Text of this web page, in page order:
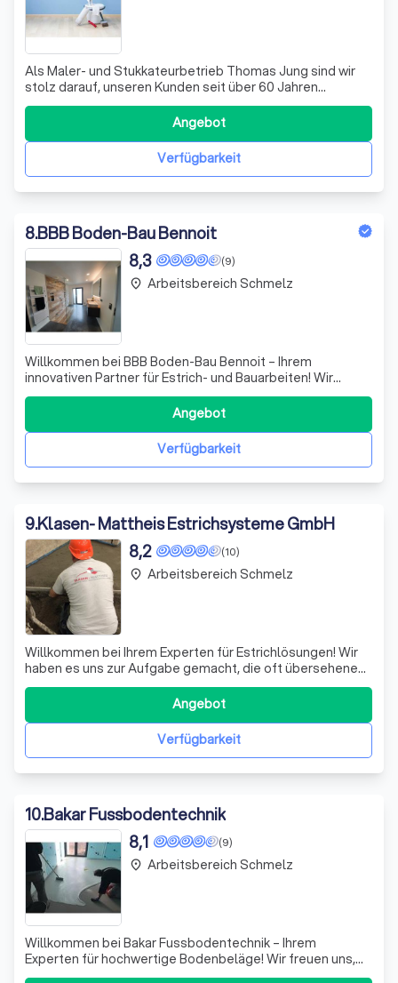
Als Maler- und Stukkateurbetrieb Thomas Jung sind wir
stolz darauf, unseren Kunden seit über 60 Jahren
hochwertige Maler- und Lackierarbeiten zu bieten. Unser
Familienbetrieb in zweiter Generation hat sich auf eine
Vielzahl von Dienstleistungen spezialisiert, darunter Putz-
und Stukkateurarbeiten, BVerfügbarkeit
Angebot
8.BBB Boden-Bau Bennoit
(9)
8,3
Willkommen bei BBB Boden-Bau Bennoit – Ihrem
innovativen Partner für Estrich- und Bauarbeiten! Wir
setzen uns leidenschaftlich dafür ein, Ihre Wünsche
qualitativ, zuverlässig und pünktlich zu erfüllen. Unser
Team aus erfahrenen Fachleuten bietet Ihnen
maßgeschneiderte Lösungen, sei es für schwimmend
Verfügbarkeit
Angebot
place Arbeitsbereich Schmelz
9.Klasen- Mattheis Estrichsysteme GmbH
(10)
8,2
Willkommen bei Ihrem Experten für Estrichlösungen! Wir
haben es uns zur Aufgabe gemacht, die oft übersehenen
Bodenbeläge in ein Kunstwerk zu verwandeln. Unser
Design-Estrich ist nicht nur funktional, sondern auch ein
einzigartiges, lebendiges Element, das jedem Raum
Charakter verleiht. Mit handwerkl
Verfügbarkeit
Angebot
place Arbeitsbereich Schmelz
10.Bakar Fussbodentechnik
(9)
8,1
Willkommen bei Bakar Fussbodentechnik – Ihrem
Experten für hochwertige Bodenbeläge! Wir freuen uns,
Ihnen eine breite Palette an Dienstleistungen anzubieten,
place Arbeitsbereich Schmelz